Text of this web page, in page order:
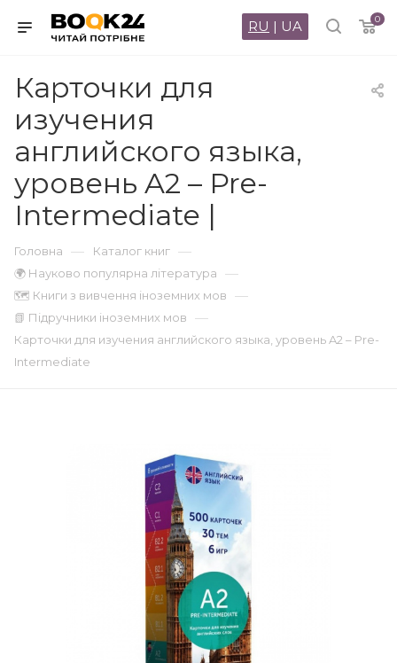
0
RU | UA
Карточки для
изучения
английского языка,
уровень A2 – Pre-
Intermediate |
Головна — Каталог книг —
🌍 Науково популярна література —
🗺 Книги з вивчення іноземних мов —
📗 Підручники іноземних мов —
Карточки для изучения английского языка, уровень A2 – Pre-
Intermediate